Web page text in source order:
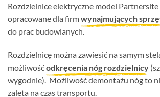
Rozdzielnice elektryczne model Partnersite
opracowane dla firmwynajmujących
do prac budowlanych.
Rozdzielnicę można zawiesić na samym
możliwośćodkręcenia nóg rozdzielnicy
wygodnie). Możliwość demontażu nóg to
zaleta na czas transportu.